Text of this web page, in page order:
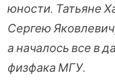
юности. Татьяне
Сергею
а началось все в
физфака МГУ.